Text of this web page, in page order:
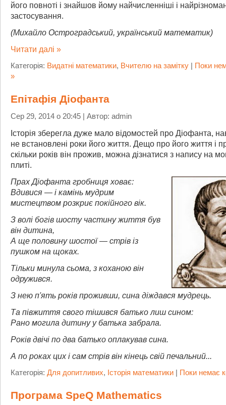
його повноті і знайшов йому найчисленніші і
застосування.
(Михайло Остроградський, український математик)
Читати далі »
Категорія: Видатні математики, Вчителю на замітку
Поки
»
Епітафія Діофанта
Сер 29, 2014 о 20:45 | Автор: admin
Історія зберегла дуже мало відомостей про Діофанта,
не встановлені роки його життя. Дещо про його життя і
скільки років він прожив, можна дізнатися з напису на
плиті.
Прах Діофанта гробниця ховає:
Вдивися — і камінь мудрим
мистецтвом розкриє покійного вік.
З волі богів шосту частину життя був
він дитина,
А ще половину шостої — стрів із
пушком на щоках.
Тільки минула сьома, з коханою він
одружився.
З нею п'ять років проживши, сина діждався мудрець.
Та півжиття свого тішився батько лиш сином:
Рано могила дитину у батька забрала.
Років двічі по два батько оплакував сина.
А по роках цих і сам стрів він кінець свій печальний...
Категорія: Для допитливих, Історія математики Поки немає
Програма SpeQ Mathematics